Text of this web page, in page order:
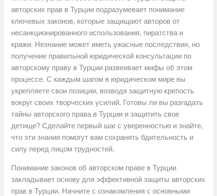
авторских прав в Турции подразумевает понимание
ключевых законов, которые защищают авторов от
несанкционированного использования, пиратства и
кражи. Незнание может иметь ужасные последствия, но
получение правильной юридической консультации по
авторскому праву в Турции развеивает мифы об этом
процессе. С каждым шагом в юридическом мире вы
укрепляете свои позиции, возводя защитную крепость
вокруг своих творческих усилий. Готовы ли вы разгадать
тайны авторского права в Турции и защитить свое
детище? Сделайте первый шаг с уверенностью и знайте,
что эти знания помогут вам сохранять бдительность и
силу перед лицом трудностей.
Понимание законов об авторском праве в Турции
закладывает основу для эффективной защиты авторских
прав в Турции. Начните с ознакомления с основными